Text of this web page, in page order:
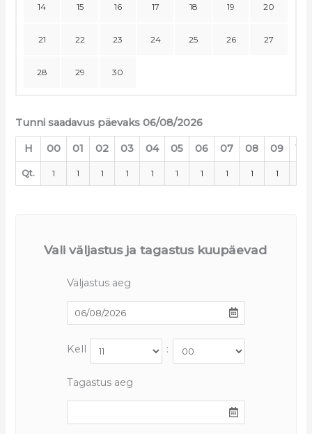
14 15 16 17 18 19 20
21 22 23 24 25 26 27
28 29 30
Tunni saadavus päevaks 06/08/2026
H 00 01 02 03 04 05 06 07 08 09 10
Qt. 1 1 1 1 1 1 1 1 1 1
Vali väljastus ja tagastus kuupäevad
Väljastus aeg
Kell :
Tagastus aeg